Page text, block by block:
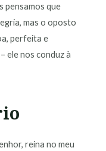
pensamos que
mas o oposto
perfeita e
ele nos conduz à
reina no meu